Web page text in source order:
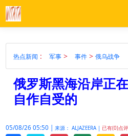
热点新闻 : 军事> 事件 > 俄乌战争
俄罗斯黑海沿岸正
自作自受的
05/08/26 05:50 | 来源： ALJAZEERA | 已有(0)点评